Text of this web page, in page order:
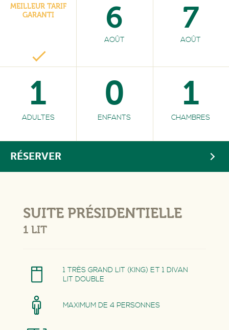
MEILLEUR TARIF
GARANTI
6
AOÛT
7
AOÛT
1
ADULTES
0
ENFANTS
1
CHAMBRES
RÉSERVER
SUITE PRÉSIDENTIELLE
1 LIT
1 TRÈS GRAND LIT (KING) ET 1 DIVAN
LIT DOUBLE
MAXIMUM DE 4 PERSONNES